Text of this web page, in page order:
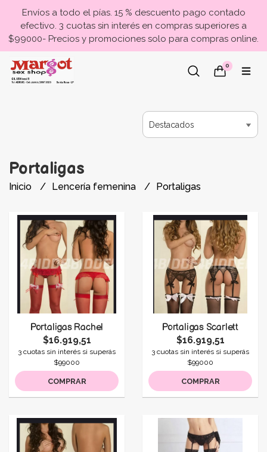
Envíos a todo el pías. 15 % descuento pago contado
efectivo. 3 cuotas sin interés en compras superiores a
$99000- Precios y promociones solo para compras online.
0
Portaligas
Inicio Lencería femenina Portaligas
Portaligas Rachel
$16.919,51
3 cuotas sin interés si superás
$99000
COMPRAR
Portaligas Scarlett
$16.919,51
3 cuotas sin interés si superás
$99000
COMPRAR